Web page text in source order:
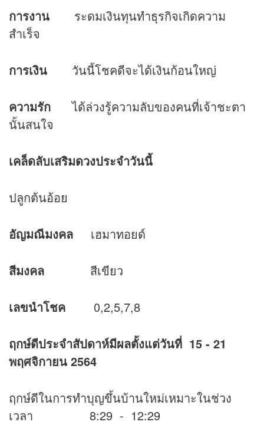
การงาน ระดมเงินทุนทำธุรกิจเกิดความ
สำเร็จ
การเงิน วันนี้โชคดีจะได้เงินก้อนใหญ่
ความรัก ได้ล่วงรู้ความลับของคนที่เจ้าชะตา
นั้นสนใจ
เคล็ดลับเสริมดวงประจำวันนี้
ปลูกต้นอ้อย
อัญมณีมงคล เฮมาทอยด์
สีมงคล สีเขียว
เลขนำโชค 0,2,5,7,8
ฤกษ์ดีประจำสัปดาห์มีผลตั้งแต่วันที่ 15 - 21
พฤศจิกายน 2564
ฤกษ์ดีในการทำบุญขึ้นบ้านใหม่เหมาะในช่วง
เวลา 8:29 - 12:29